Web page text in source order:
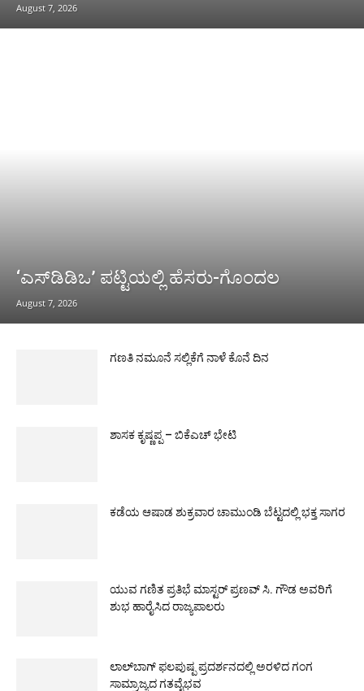
August 7, 2026
‘ಎಸ್‌ಡಿಡಿಒ’ ಪಟ್ಟಿಯಲ್ಲಿ ಹೆಸರು-ಗೊಂದಲ
August 7, 2026
ಗಣತಿ ನಮೂನೆ ಸಲ್ಲಿಕೆಗೆ ನಾಳೆ ಕೊನೆ ದಿನ
ಶಾಸಕ ಕೃಷ್ಣಪ್ಪ – ಬಿಕೆಎಚ್ ಭೇಟಿ
ಕಡೆಯ ಆಷಾಡ ಶುಕ್ರವಾರ ಚಾಮುಂಡಿ ಬೆಟ್ಟದಲ್ಲಿ ಭಕ್ತ ಸಾಗರ
ಯುವ ಗಣಿತ ಪ್ರತಿಭೆ ಮಾಸ್ಟರ್ ಪ್ರಣವ್ ಸಿ. ಗೌಡ ಅವರಿಗೆ
ಶುಭ ಹಾರೈಸಿದ ರಾಜ್ಯಪಾಲರು
ಲಾಲ್‌ಬಾಗ್ ಫಲಪುಷ್ಪ ಪ್ರದರ್ಶನದಲ್ಲಿ ಅರಳಿದ ಗಂಗ
ಸಾಮ್ರಾಜ್ಯದ ಗತವೈಭವ